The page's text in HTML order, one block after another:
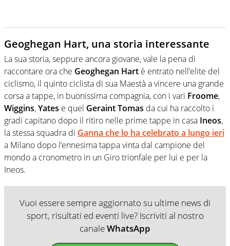
Geoghegan Hart, una storia interessante
La sua storia, seppure ancora giovane, vale la pena di
raccontare ora che Geoghegan Hart è entrato nell’elite del
ciclismo, il quinto ciclista di sua Maestà a vincere una grande
corsa a tappe, in buonissima compagnia, con i vari Froome,
Wiggins,Yates e quel Geraint Tomas da cui ha raccolto i
gradi capitano dopo il ritiro nelle prime tappe in casa Ineos,
la stessa squadra di Ganna che lo ha celebrato a lungo ieri
a Milano dopo l’ennesima tappa vinta dal campione del
mondo a cronometro in un Giro trionfale per lui e per la
Ineos.
Vuoi essere sempre aggiornato su ultime news di
sport, risultati ed eventi live? Iscriviti al nostro
canaleWhatsApp